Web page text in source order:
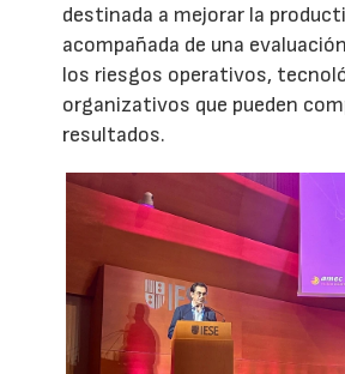
destinada a mejorar la
acompañada de una
los riesgos operativos,
organizativos que pueden
resultados.